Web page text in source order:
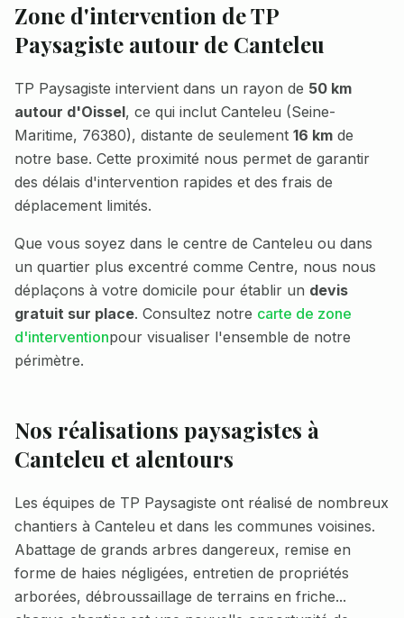
Zone d'intervention de TP
Paysagiste autour de Canteleu
TP Paysagiste intervient dans un rayon de 50 km
autour d'Oissel, ce qui inclut Canteleu (Seine-
Maritime, 76380), distante de seulement 16 km de
notre base. Cette proximité nous permet de garantir
des délais d'intervention rapides et des frais de
déplacement limités.
Que vous soyez dans le centre de Canteleu ou dans
un quartier plus excentré comme Centre, nous nous
déplaçons à votre domicile pour établir un devis
gratuit sur place. Consultez notre carte de zone
d'interventionpour visualiser l'ensemble de notre
périmètre.
Nos réalisations paysagistes à
Canteleu et alentours
Les équipes de TP Paysagiste ont réalisé de nombreux
chantiers à Canteleu et dans les communes voisines.
Abattage de grands arbres dangereux, remise en
forme de haies négligées, entretien de propriétés
arborées, débroussaillage de terrains en friche...